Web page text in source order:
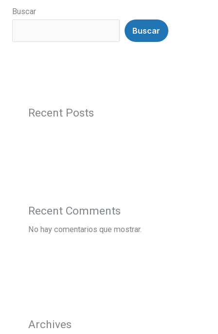
Buscar
Buscar
Recent Posts
Recent Comments
No hay comentarios que mostrar.
Archives